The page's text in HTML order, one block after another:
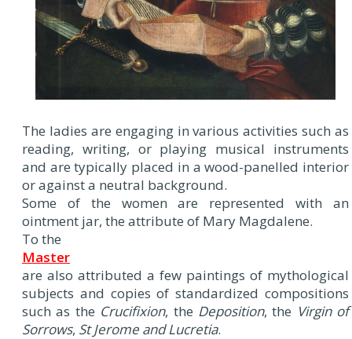
The ladies are engaging in various activities such as
reading, writing, or playing musical instruments
and are typically placed in a wood-panelled interior
or against a neutral background.
Some of the women are represented with an
ointment jar, the attribute of Mary Magdalene.
To the
Master
are also attributed a few paintings of mythological
subjects and copies of standardized compositions
such as the Crucifixion, the Deposition, the Virgin of
Sorrows, St Jerome and Lucretia.